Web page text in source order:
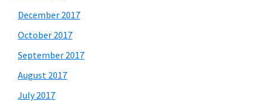
December 2017
October 2017
September 2017
August 2017
July 2017